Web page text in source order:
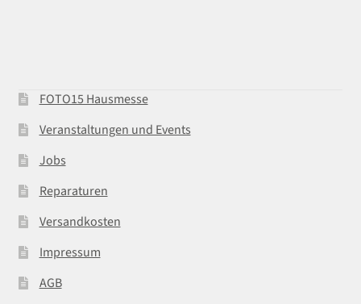
FOTO15 Hausmesse
Veranstaltungen und Events
Jobs
Reparaturen
Versandkosten
Impressum
AGB